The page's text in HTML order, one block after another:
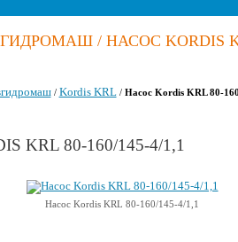
/ НАСОС KORDIS
/ Kordis KRL/ Насос Kordis KRL 80-
KRL 80-160/145-4/1,1
Насос Kordis KRL 80-160/145-4/1,1